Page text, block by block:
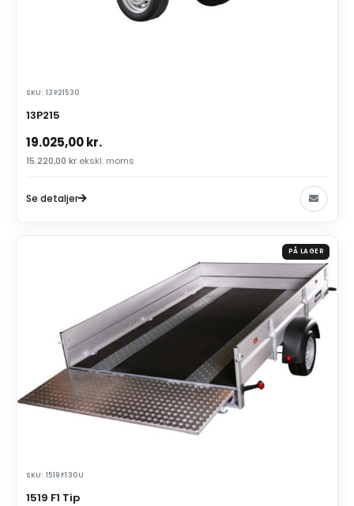
SKU: 13P21530
13P215
19.025,00kr.
15.220,00 kr.ekskl. moms
Se detaljer
PÅ LAGER
SKU: 1519F130U
1519 F1 Tip